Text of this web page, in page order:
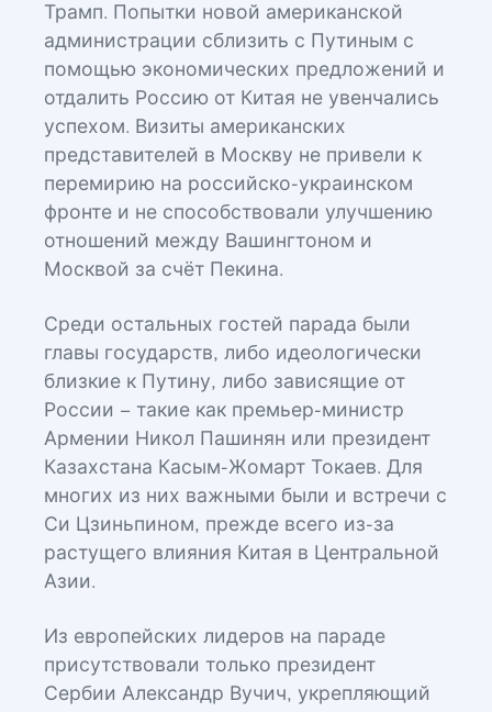
Трамп. Попытки новой американской
администрации сблизить с Путиным с
помощью экономических предложений и
отдалить Россию от Китая не увенчались
успехом. Визиты американских
представителей в Москву не привели к
перемирию на российско-украинском
фронте и не способствовали улучшению
отношений между Вашингтоном и
Москвой за счёт Пекина.
Среди остальных гостей парада были
главы государств, либо идеологически
близкие к Путину, либо зависящие от
России – такие как премьер-министр
Армении Никол Пашинян или президент
Казахстана Касым-Жомарт Токаев. Для
многих из них важными были и встречи с
Си Цзиньпином, прежде всего из-за
растущего влияния Китая в Центральной
Азии.
Из европейских лидеров на параде
присутствовали только президент
Сербии Александр Вучич, укрепляющий